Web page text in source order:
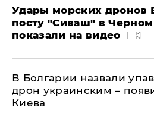
Удары морских дронов
посту "Сиваш" в
показали на видео
В Болгарии назвали
дрон украинским –
Киева